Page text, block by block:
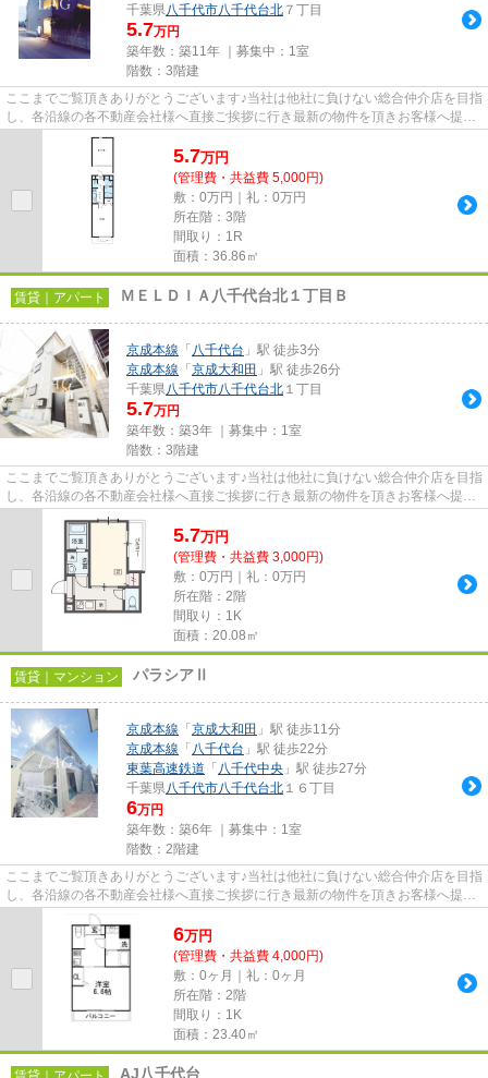
千葉県八千代市八千代台北 ７丁目
5.7万円
築年数：築11年 ｜募集中： 1室
階数：3階建
ここまでご覧頂きありがとうございます♪当社は他社に負けない総合仲介店を目指
し、各沿線の各不動産会社様へ直接ご挨拶に行き最新の物件を頂きお客様へ提供
しております！最新の情報は...
5.7万円
(管理費・共益費 5,000円)
敷：0万円｜礼：0万円
所在階：3階
間取り：1R
面積：36.86㎡
賃貸｜アパート ＭＥＬＤＩＡ八千代台北１丁目Ｂ
京成本線 「 八千代台 」駅 徒歩3分
京成本線 「 京成大和田 」駅 徒歩26分
千葉県八千代市八千代台北 １丁目
5.7万円
築年数：築3年 ｜募集中： 1室
階数：3階建
ここまでご覧頂きありがとうございます♪当社は他社に負けない総合仲介店を目指
し、各沿線の各不動産会社様へ直接ご挨拶に行き最新の物件を頂きお客様へ提供
しております！最新の情報は...
5.7万円
(管理費・共益費 3,000円)
敷：0万円｜礼：0万円
所在階：2階
間取り：1K
面積：20.08㎡
賃貸｜マンション パラシアⅡ
京成本線 「 京成大和田 」駅 徒歩11分
京成本線 「 八千代台 」駅 徒歩22分
東葉高速鉄道 「 八千代中央 」駅 徒歩27分
千葉県八千代市八千代台北 １６丁目
6万円
築年数：築6年 ｜募集中： 1室
階数：2階建
ここまでご覧頂きありがとうございます♪当社は他社に負けない総合仲介店を目指
し、各沿線の各不動産会社様へ直接ご挨拶に行き最新の物件を頂きお客様へ提供
しております！最新の情報は...
6万円
(管理費・共益費 4,000円)
敷：0ヶ月｜礼：0ヶ月
所在階：2階
間取り：1K
面積：23.40㎡
AJ八千代台